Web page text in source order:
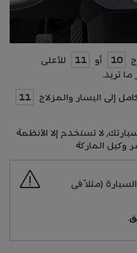
10 أو 11
للأعلى
ما تريد.
إلى اليسار والمزلاج
11
لا تستخدم إلا الأنظمة
الماركة
(مثلاً فى
.